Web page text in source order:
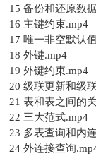
15 备份和还原数
16 主键约束.mp4
17 唯一非空默认
18 外键.mp4
19 外键约束.mp4
20 级联更新和级
21 表和表之间的
22 三大范式.mp4
23 多表查询和内
24 外连接查询